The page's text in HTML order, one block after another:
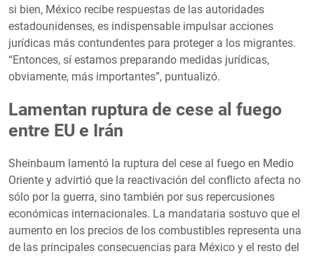
si bien, México recibe respuestas de las autoridades
estadounidenses, es indispensable impulsar acciones
jurídicas más contundentes para proteger a los migrantes.
“Entonces, sí estamos preparando medidas jurídicas,
obviamente, más importantes”, puntualizó.
Lamentan ruptura de cese al fuego
entre EU e Irán
Sheinbaum lamentó la ruptura del cese al fuego en Medio
Oriente y advirtió que la reactivación del conflicto afecta no
sólo por la guerra, sino también por sus repercusiones
económicas internacionales. La mandataria sostuvo que el
aumento en los precios de los combustibles representa una
de las principales consecuencias para México y el resto del